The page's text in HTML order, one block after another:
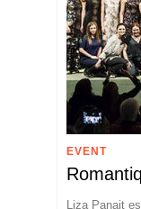
EVENT
Liza Panait